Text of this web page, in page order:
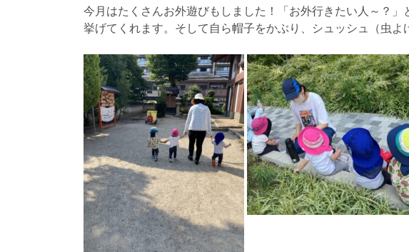
今月はたくさんお外遊びもしました！「お外行きたい人～？
挙げてくれます。そして自ら帽子をかぶり、シュッシュ（虫よ